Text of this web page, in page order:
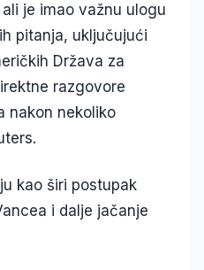
je imao važnu ulogu
pitanja, uključujući
Država za
razgovore
nakon nekoliko
kao širi postupak
i dalje jačanje